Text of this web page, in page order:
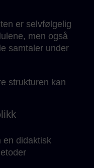
er selvfølgelig
men også
samtaler under
strukturen kan
en didaktisk